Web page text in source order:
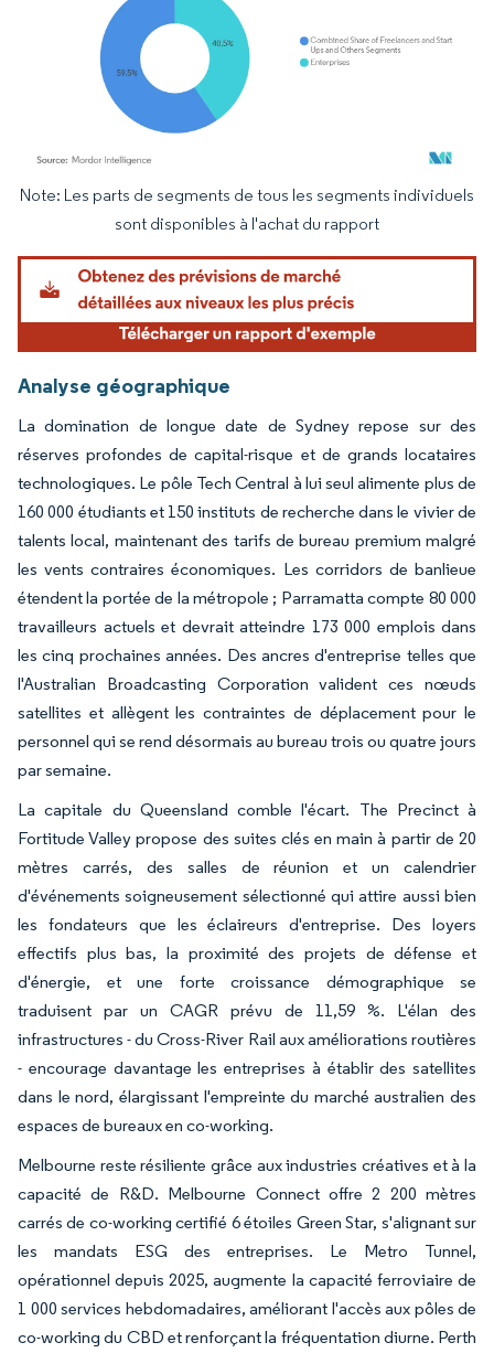
Image © Mordor Intelligence. La réutilisation nécessite une attribution sous CC BY
Note: Les parts de segments de tous les segments individuels
sont disponibles à l'achat du rapport
Analyse géographique
La domination de longue date de Sydney repose sur des
réserves profondes de capital-risque et de grands locataires
technologiques. Le pôle Tech Central à lui seul alimente plus de
160 000 étudiants et 150 instituts de recherche dans le vivier de
talents local, maintenant des tarifs de bureau premium malgré
les vents contraires économiques. Les corridors de banlieue
étendent la portée de la métropole ; Parramatta compte 80 000
travailleurs actuels et devrait atteindre 173 000 emplois dans
les cinq prochaines années. Des ancres d'entreprise telles que
l'Australian Broadcasting Corporation valident ces nœuds
satellites et allègent les contraintes de déplacement pour le
personnel qui se rend désormais au bureau trois ou quatre jours
par semaine.
La capitale du Queensland comble l'écart. The Precinct à
Fortitude Valley propose des suites clés en main à partir de 20
mètres carrés, des salles de réunion et un calendrier
d'événements soigneusement sélectionné qui attire aussi bien
les fondateurs que les éclaireurs d'entreprise. Des loyers
effectifs plus bas, la proximité des projets de défense et
d'énergie, et une forte croissance démographique se
traduisent par un CAGR prévu de 11,59 %. L'élan des
infrastructures - du Cross-River Rail aux améliorations routières
- encourage davantage les entreprises à établir des satellites
dans le nord, élargissant l'empreinte du marché australien des
espaces de bureaux en co-working.
Melbourne reste résiliente grâce aux industries créatives et à la
capacité de R&D. Melbourne Connect offre 2 200 mètres
carrés de co-working certifié 6 étoiles Green Star, s'alignant sur
les mandats ESG des entreprises. Le Metro Tunnel,
opérationnel depuis 2025, augmente la capacité ferroviaire de
1 000 services hebdomadaires, améliorant l'accès aux pôles de
co-working du CBD et renforçant la fréquentation diurne. Perth